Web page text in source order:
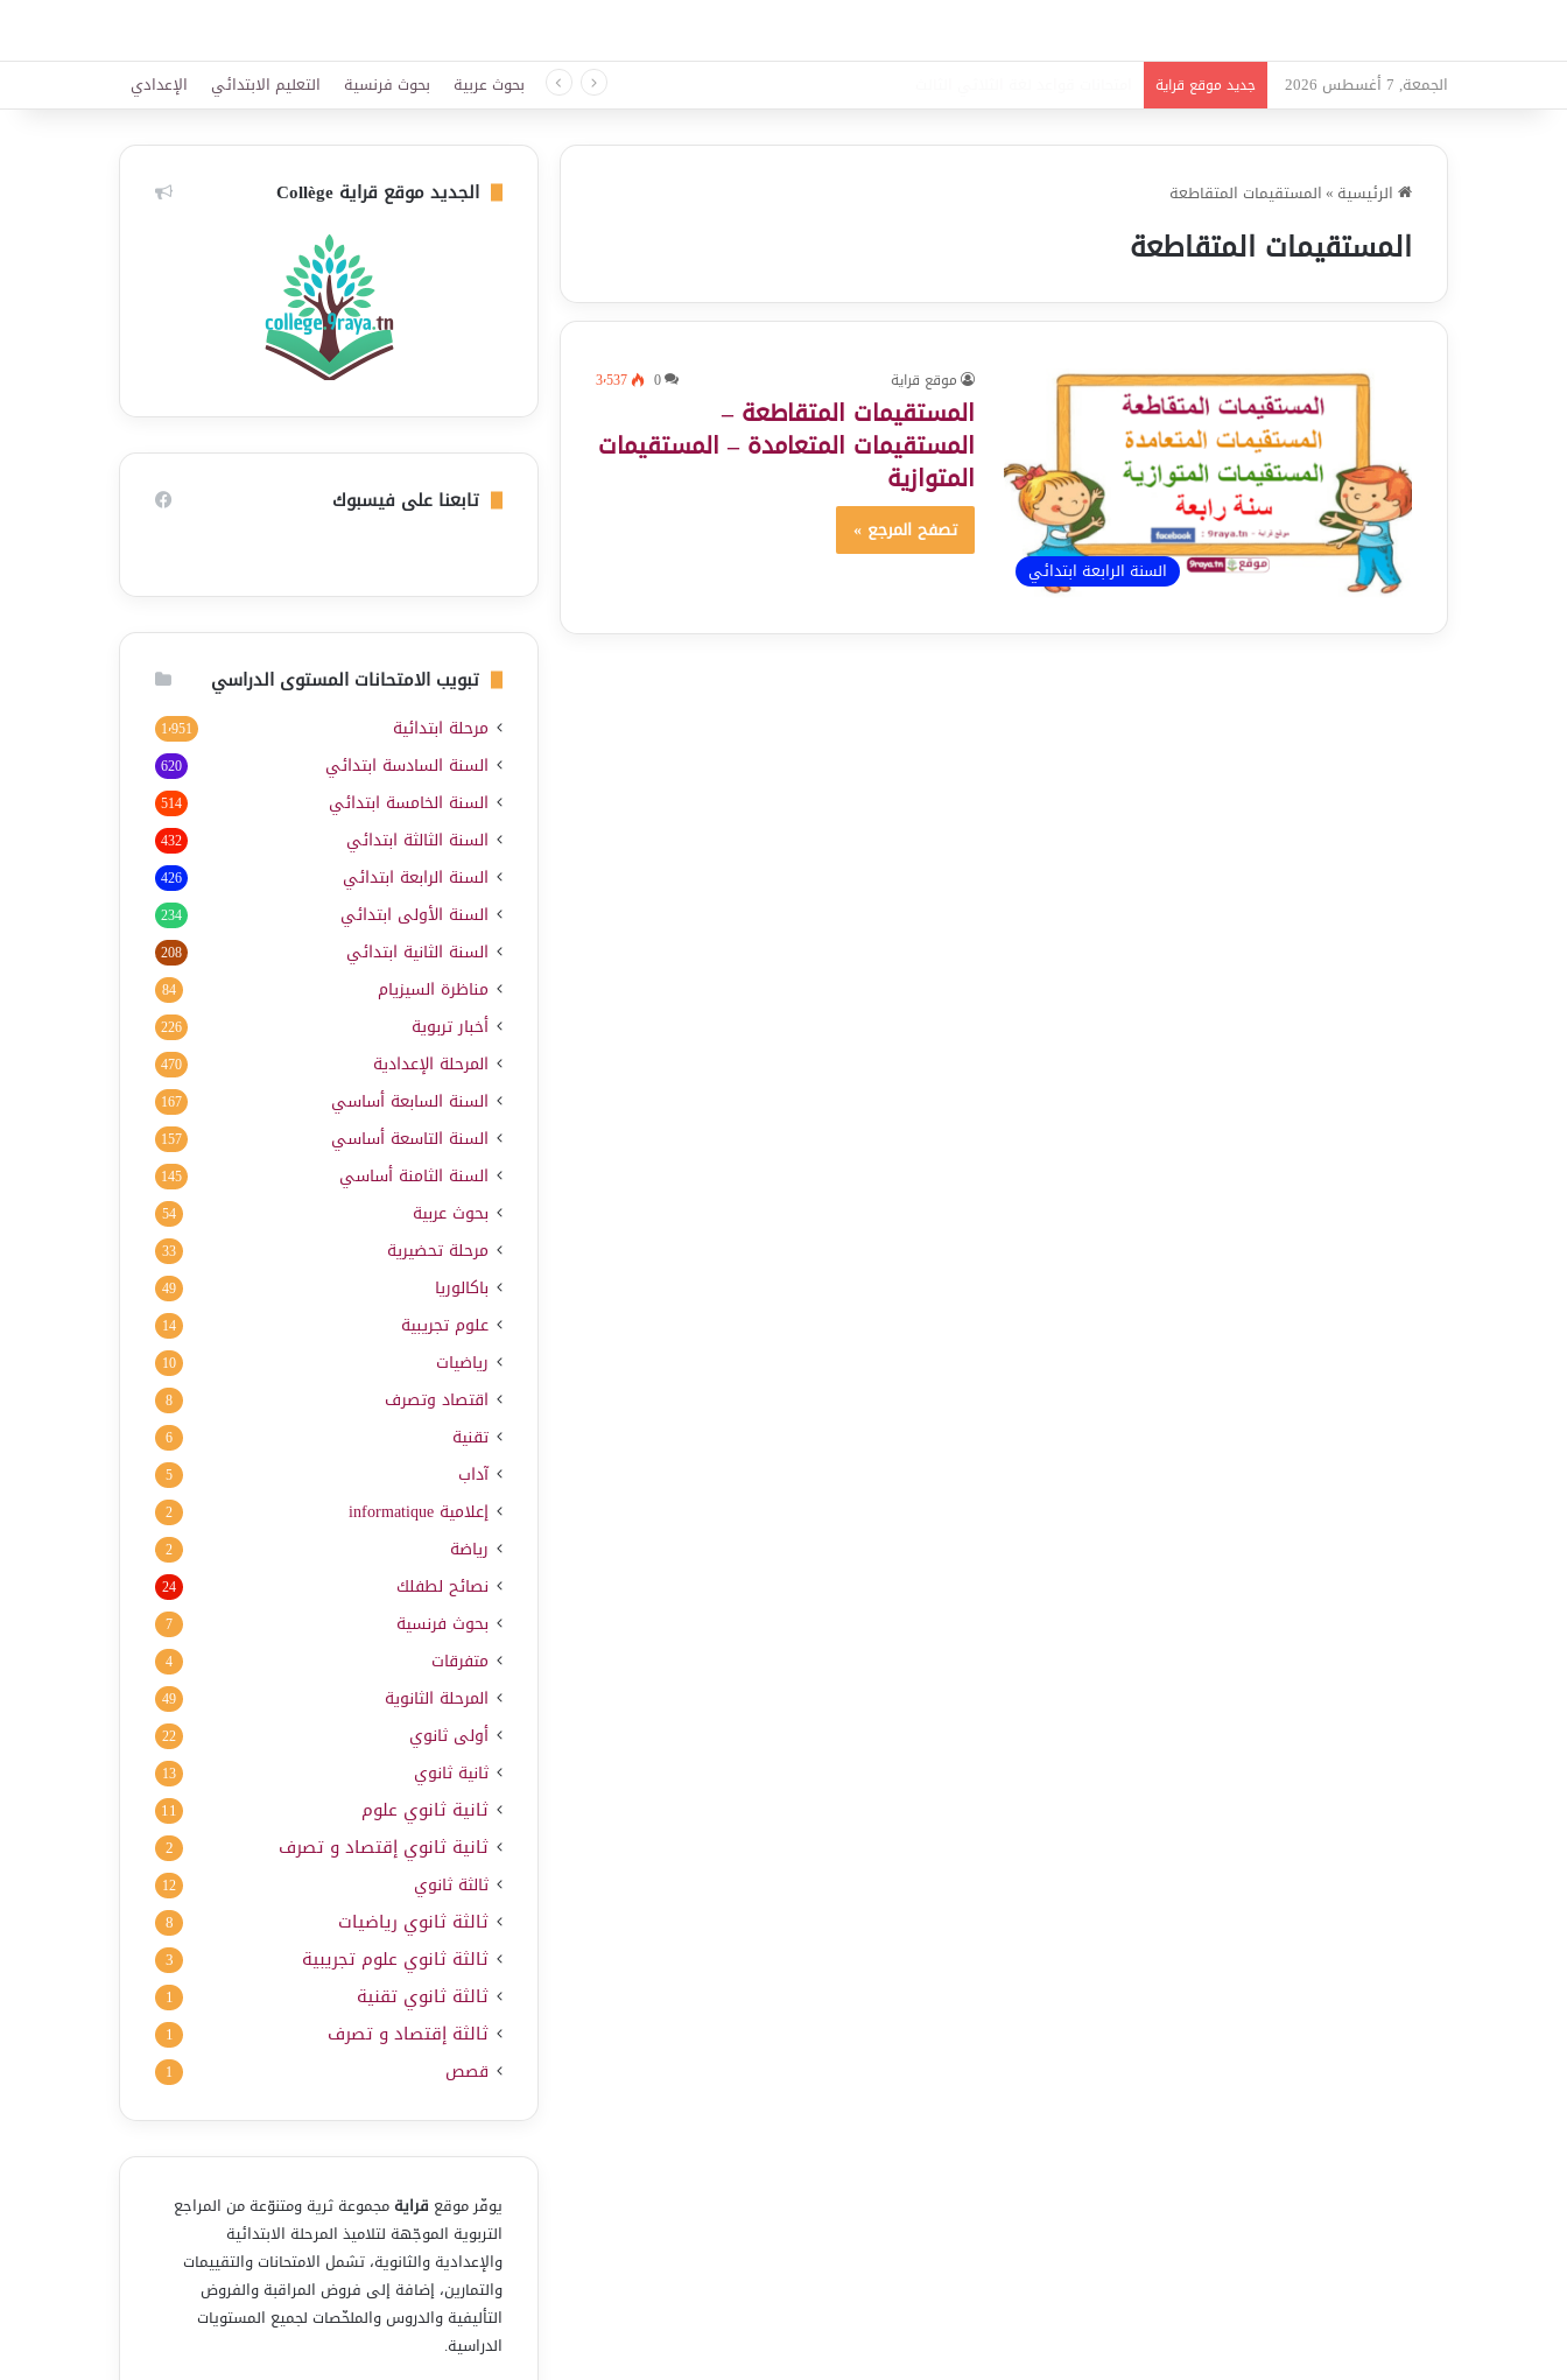
الجمعة, 7 أغسطس 2026 جديد موقع قراية بحوث عربية بحوث فرنسية التعليم الابتدائي الإعدادي
الرئيسية »المستقيمات المتقاطعة
المستقيمات المتقاطعة
السنة الرابعة ابتدائي
موقع قراية 0 3٬537
المستقيمات المتقاطعة –
المستقيمات المتعامدة – المستقيمات
المتوازية
تصفح المرجع »
الجديد موقع قراية Collège
تابعنا على فيسبوك
تبويب الامتحانات المستوى الدراسي
مرحلة ابتدائية 1٬951
السنة السادسة ابتدائي 620
السنة الخامسة ابتدائي 514
السنة الثالثة ابتدائي 432
السنة الرابعة ابتدائي 426
السنة الأولى ابتدائي 234
السنة الثانية ابتدائي 208
مناظرة السيزيام 84
أخبار تربوية 226
المرحلة الإعدادية 470
السنة السابعة أساسي 167
السنة التاسعة أساسي 157
السنة الثامنة أساسي 145
بحوث عربية 54
مرحلة تحضيرية 33
باكالوريا 49
علوم تجريبية 14
رياضيات 10
اقتصاد وتصرف 8
تقنية 6
آداب 5
إعلامية informatique
2
رياضة 2
نصائح لطفلك 24
بحوث فرنسية 7
متفرقات 4
المرحلة الثانوية 49
أولى ثانوي 22
ثانية ثانوي 13
ثانية ثانوي علوم 11
ثانية ثانوي إقتصاد و تصرف 2
ثالثة ثانوي 12
ثالثة ثانوي رياضيات 8
ثالثة ثانوي علوم تجريبية 3
ثالثة ثانوي تقنية 1
ثالثة إقتصاد و تصرف 1
قصص 1
يوفّر موقع قرايةمجموعة ثرية ومتنوّعة من المراجع
التربوية الموجّهة لتلاميذ المرحلة الابتدائية
والإعدادية والثانوية، تشمل الامتحانات والتقييمات
والتمارين، إضافة إلى فروض المراقبة والفروض
التأليفية والدروس والملخّصات لجميع المستويات
الدراسية.